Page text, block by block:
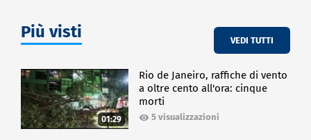
Più visti VEDI TUTTI
01:29
Rio de Janeiro, raffiche di vento
a oltre cento all'ora: cinque
morti
5 visualizzazioni